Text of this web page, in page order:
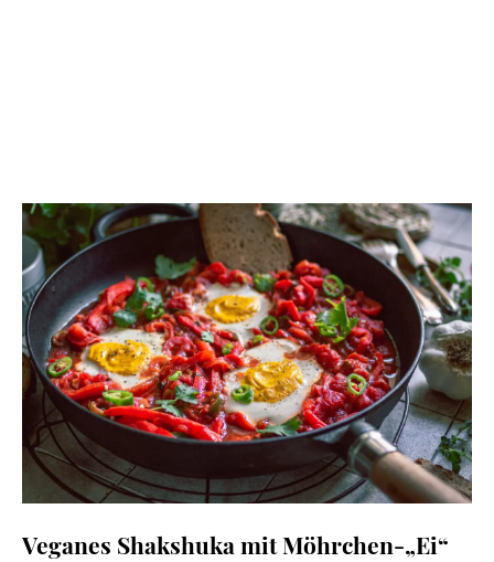
Veganes Shakshuka mit Möhrchen-„Ei“